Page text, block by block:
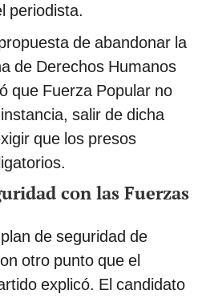
periodista.
de abandonar la
de Derechos Humanos
que Fuerza Popular no
salir de dicha
que los presos
con las Fuerzas
de seguridad de
otro punto que el
explicó. El candidato